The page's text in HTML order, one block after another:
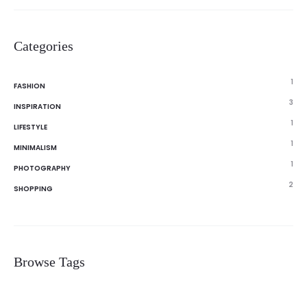
Categories
FASHION 1
INSPIRATION 3
LIFESTYLE 1
MINIMALISM 1
PHOTOGRAPHY 1
SHOPPING 2
Browse Tags